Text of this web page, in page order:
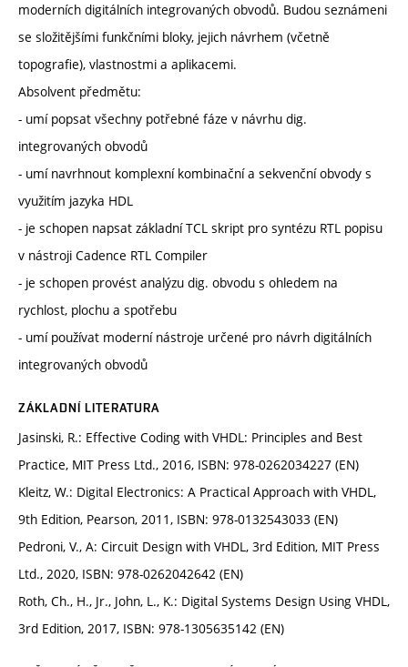
moderních digitálních integrovaných obvodů. Budou seznámeni
se složitějšími funkčními bloky, jejich návrhem (včetně
topografie), vlastnostmi a aplikacemi.
Absolvent předmětu:
- umí popsat všechny potřebné fáze v návrhu dig.
integrovaných obvodů
- umí navrhnout komplexní kombinační a sekvenční obvody s
využitím jazyka HDL
- je schopen napsat základní TCL skript pro syntézu RTL popisu
v nástroji Cadence RTL Compiler
- je schopen provést analýzu dig. obvodu s ohledem na
rychlost, plochu a spotřebu
- umí používat moderní nástroje určené pro návrh digitálních
integrovaných obvodů
ZÁKLADNÍ LITERATURA
Jasinski, R.: Effective Coding with VHDL: Principles and Best
Practice, MIT Press Ltd., 2016, ISBN: 978-0262034227 (EN)
Kleitz, W.: Digital Electronics: A Practical Approach with VHDL,
9th Edition, Pearson, 2011, ISBN: 978-0132543033 (EN)
Pedroni, V., A: Circuit Design with VHDL, 3rd Edition, MIT Press
Ltd., 2020, ISBN: 978-0262042642 (EN)
Roth, Ch., H., Jr., John, L., K.: Digital Systems Design Using VHDL,
3rd Edition, 2017, ISBN: 978-1305635142 (EN)